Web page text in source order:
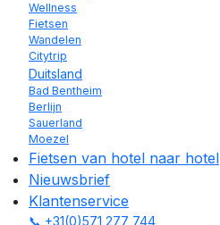
Wellness
Fietsen
Wandelen
Citytrip
Duitsland
Bad Bentheim
Berlijn
Sauerland
Moezel
Fietsen van hotel naar hotel
Nieuwsbrief
Klantenservice
📞 +31(0)571 277 744